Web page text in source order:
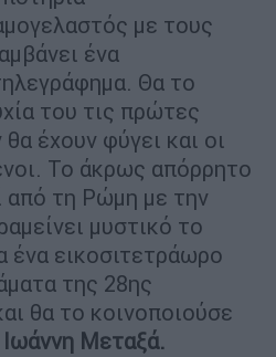
µε τους
ένα
Θα το
του τις πρώτες
έχουν φύγει και οι
Το άκρως απόρρητο
από τη Ρώµη µε την
µυστικό το
ένα εικοσιτετράωρο
της 28ης
θα το κοινοποιούσε
Ιωάννη Μεταξά.